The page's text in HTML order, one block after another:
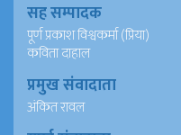
सह सम्पादक
पूर्ण प्रकाश विश्वकर्मा (प्रिया)
कविता दाहाल
प्रमुख संवादाता
अंकित रावल